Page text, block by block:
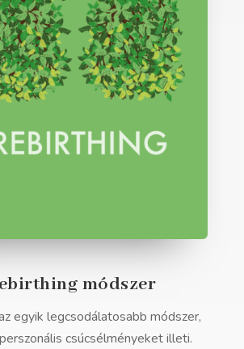
módszer
egyik legcsodálatosabb módszer,
csúcsélményeket illeti.